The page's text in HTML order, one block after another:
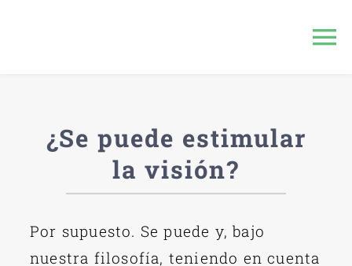
Terapia Visual
Consulta Online
¿Se puede estimular
la visión?
Por supuesto. Se puede y, bajo
nuestra filosofía, teniendo en cuenta